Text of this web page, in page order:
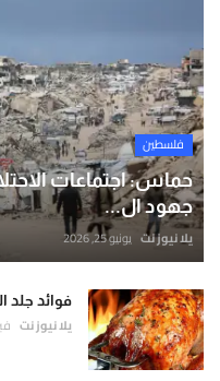
فلسطين
حماس: اجتماعات
جهود ال...
يلا نيوز نت يونيو 25, 2026
فوائد جلد
يلا نيوز نت